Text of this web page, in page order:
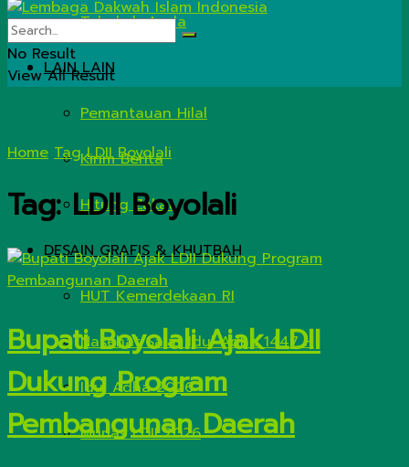
Tahukah Anda
LAIN LAIN
Pemantauan Hilal
Kirim Berita
Hitung Zakat
DESAIN GRAFIS & KHUTBAH
HUT Kemerdekaan RI
Nasehat Salat Idul Adha 1447 H
Idul Adha 2026
Munas LDII 2026
No Result
View All Result
Home Tag LDII Boyolali
Tag:LDII Boyolali
Bupati Boyolali Ajak LDII
Dukung Program
Pembangunan Daerah